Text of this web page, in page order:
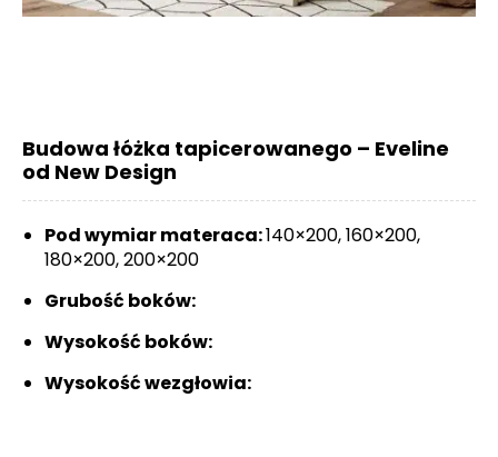
Budowa łóżka tapicerowanego – Eveline
od New Design
Pod wymiar materaca:140×200, 160×200,
180×200, 200×200
Grubość boków:
Wysokość boków:
Wysokość wezgłowia: